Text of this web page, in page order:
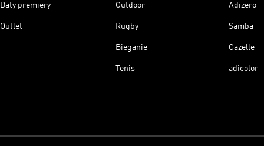
Daty premiery
Outlet
Outdoor
Rugby
Bieganie
Tenis
Adizero
Samba
Gazelle
adicolor